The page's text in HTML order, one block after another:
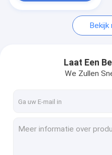
Extrusie
de automatische
Uitdrijvings Vormende
Bekijk
Laat Een
We Zullen